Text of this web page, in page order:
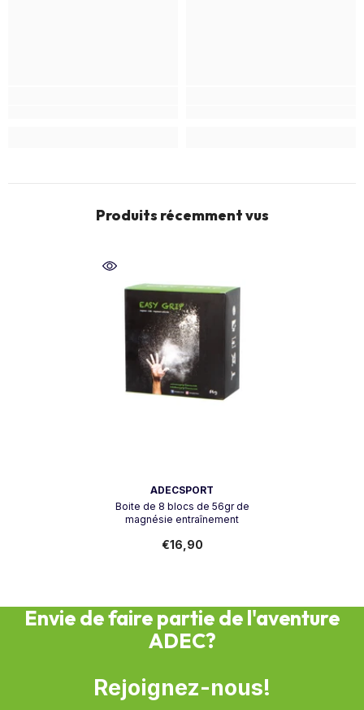
Produits récemment vus
ADECSPORT
Boite de 8 blocs de 56gr de
magnésie entraînement
€16,90
Envie de faire partie de l'aventure
ADEC?
Rejoignez-nous!